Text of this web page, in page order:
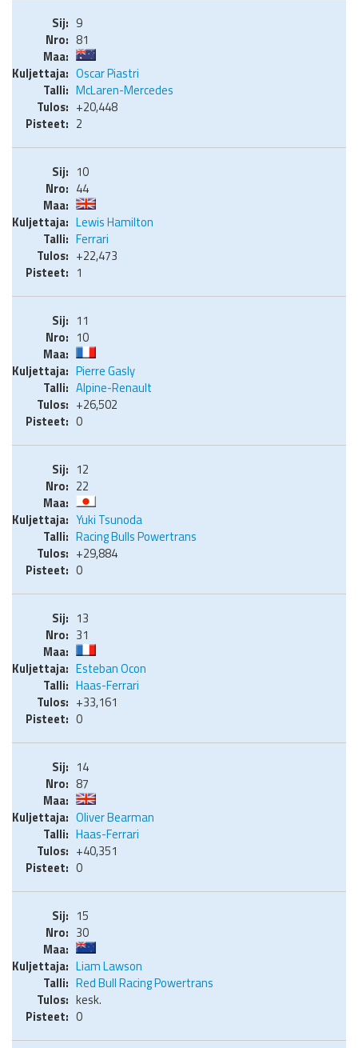
9
81
Oscar Piastri
McLaren-Mercedes
+20,448
2
10
44
Lewis Hamilton
Ferrari
+22,473
1
11
10
Pierre Gasly
Alpine-Renault
+26,502
0
12
22
Yuki Tsunoda
Racing Bulls Powertrans
+29,884
0
13
31
Esteban Ocon
Haas-Ferrari
+33,161
0
14
87
Oliver Bearman
Haas-Ferrari
+40,351
0
15
30
Liam Lawson
Red Bull Racing Powertrans
kesk.
0